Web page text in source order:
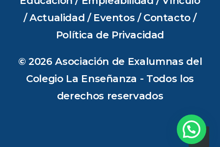
/Actualidad / Eventos / Contacto/
Política de Privacidad
© 2026 Asociación de Exalumnas del
Colegio La Enseñanza - Todos los
derechos reservados